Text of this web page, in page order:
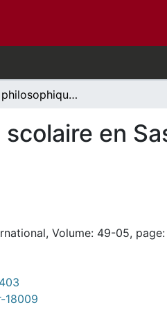
Dimension philosophique du problème scolaire en Saskatchewan
en
Volume: 49-05, page:
18009